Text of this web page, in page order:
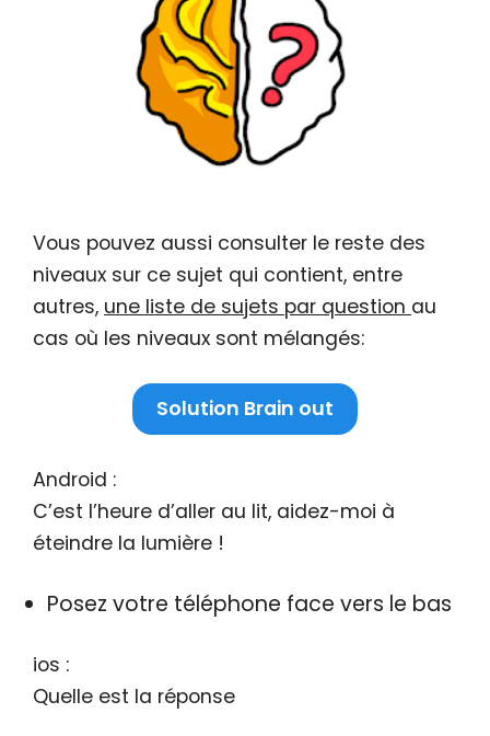
Vous pouvez aussi consulter le reste des
niveaux sur ce sujet qui contient, entre
autres, une liste de sujets par question au
cas où les niveaux sont mélangés:
Solution Brain out
Android :
C’est l’heure d’aller au lit, aidez-moi à
éteindre la lumière !
Posez votre téléphone face vers le bas
ios :
Quelle est la réponse